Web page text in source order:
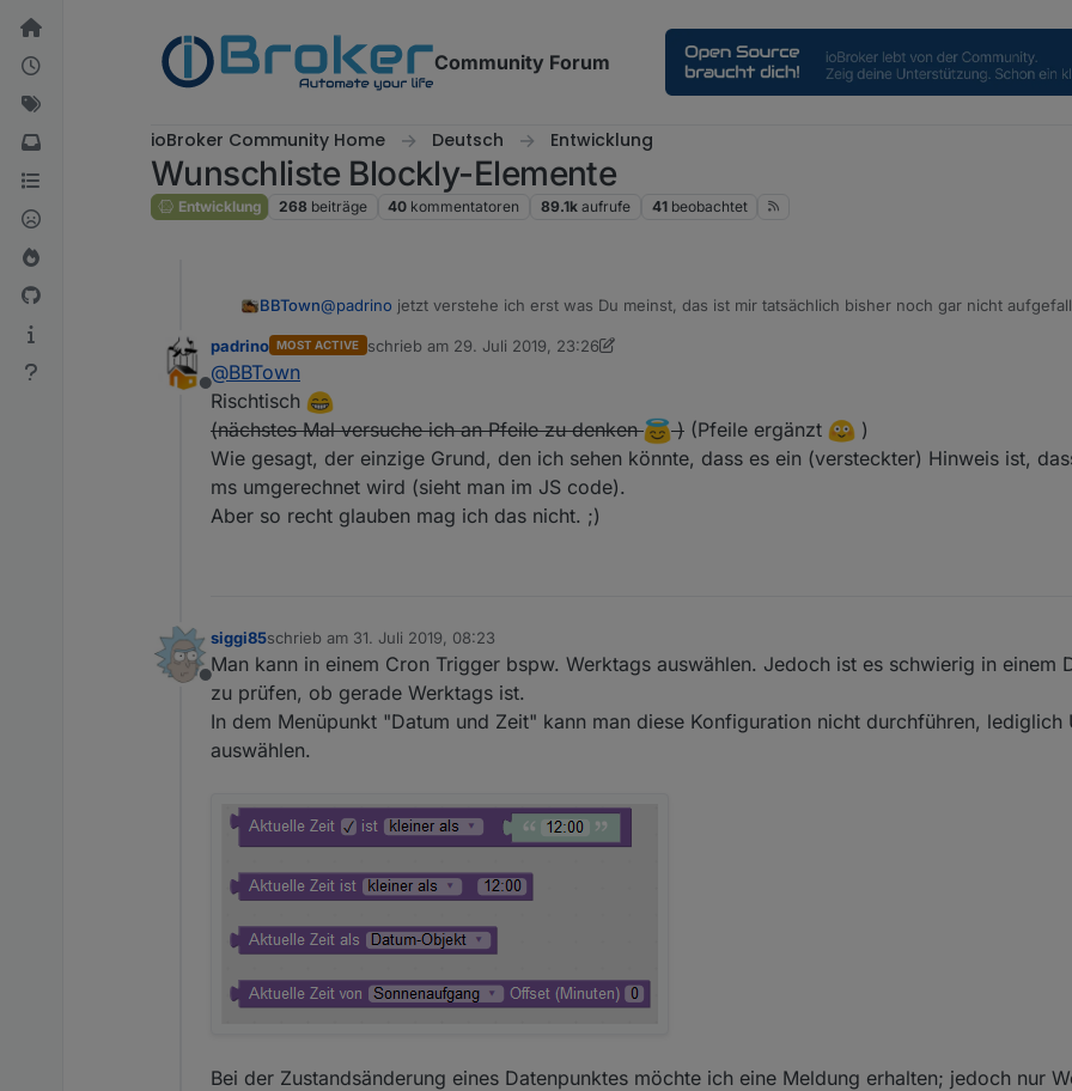
Weiter zum Inhalt
Community Forum
ioBroker Community Home Deutsch Entwicklung
Wunschliste Blockly-Elemente
Entwicklung 268 beiträge 40 kommentatoren 89.1k aufrufe 41 beobachtet
BBTown@padrino jetzt verstehe ich erst was Du meinst, das ist mir tatsächlich bisher noch gar nicht
Offline
padrino MOST ACTIVE schrieb am 29. Juli 2019, 23:26
zuletzt editiert von padrino9. Dez. 2019, 17:18
@BBTown
Rischtisch
(nächstes Mal versuche ich an Pfeile zu denken
) (Pfeile ergänzt
)
Wie gesagt, der einzige Grund, den ich sehen könnte, dass es ein (versteckter) Hinweis ist,
ms umgerechnet wird (sieht man im JS code).
Aber so recht glauben mag ich das nicht. ;)
Offline
siggi85schrieb am 31. Juli 2019, 08:23
zuletzt editiert von
Man kann in einem Cron Trigger bspw. Werktags auswählen. Jedoch ist es schwierig in einem
zu prüfen, ob gerade Werktags ist.
In dem Menüpunkt "Datum und Zeit" kann man diese Konfiguration nicht durchführen, lediglich
auswählen.
Bei der Zustandsänderung eines Datenpunktes möchte ich eine Meldung erhalten; jedoch nur